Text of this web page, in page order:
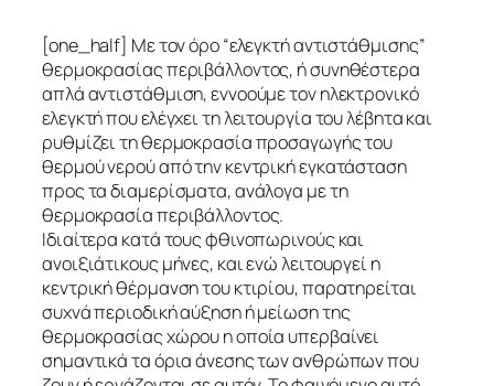
[one_half] Με τον όρο “ελεγκτή αντιστάθμισης”
θερμοκρασίας περιβάλλοντος, ή συνηθέστερα
απλά αντιστάθμιση, εννοούμε τον ηλεκτρονικό
ελεγκτή που ελέγχει τη λειτουργία του λέβητα και
ρυθμίζει τη θερμοκρασία προσαγωγής του
θερμού νερού από την κεντρική εγκατάσταση
προς τα διαμερίσματα, ανάλογα με τη
θερμοκρασία περιβάλλοντος.
Ιδιαίτερα κατά τους φθινοπωρινούς και
ανοιξιάτικους μήνες, και ενώ λειτουργεί η
κεντρική θέρμανση του κτιρίου, παρατηρείται
συχνά περιοδική αύξηση ή μείωση της
θερμοκρασίας χώρου η οποία υπερβαίνει
σημαντικά τα όρια άνεσης των ανθρώπων που